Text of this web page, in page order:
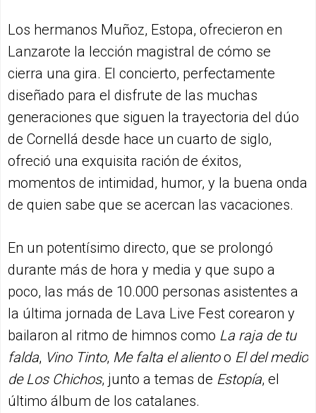
Los hermanos Muñoz, Estopa, ofrecieron en
Lanzarote la lección magistral de cómo se
cierra una gira. El concierto, perfectamente
diseñado para el disfrute de las muchas
generaciones que siguen la trayectoria del dúo
de Cornellá desde hace un cuarto de siglo,
ofreció una exquisita ración de éxitos,
momentos de intimidad, humor, y la buena onda
de quien sabe que se acercan las vacaciones.
En un potentísimo directo, que se prolongó
durante más de hora y media y que supo a
poco, las más de 10.000 personas asistentes a
la última jornada de Lava Live Fest corearon y
bailaron al ritmo de himnos como La raja de tu
falda, Vino Tinto, Me falta el alientoo El del medio
de Los Chichos, junto a temas de Estopía, el
último álbum de los catalanes.